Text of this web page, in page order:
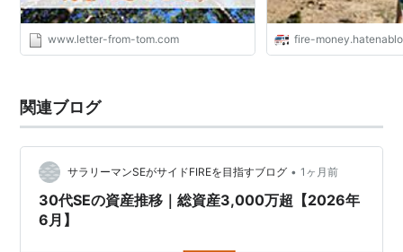
www.letter-from-tom.com fire-
関連ブログ
サラリーマンSEがサイドFIREを目指すブログ • 1ヶ月前
30代SEの資産推移｜総資産3,000万超【2026年
6月】